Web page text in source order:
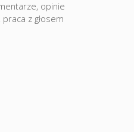
opinie
praca z głosem